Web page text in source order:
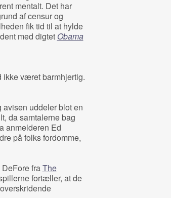
mentalt. Det har
af censur og
fik tid til at hylde
med digtet Obama
været barmhjertig.
avisen uddeler blot en
da samtalerne bag
anmelderen Ed
på folks fordomme,
fraThe
fortæller, at de